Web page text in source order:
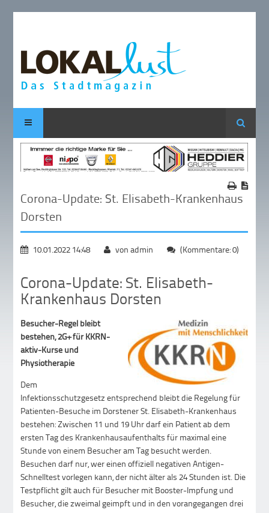
Suche
Corona-Update: St. Elisabeth-Krankenhaus
Dorsten
10.01.2022 14:48 von admin (Kommentare: 0)
Corona-Update: St. Elisabeth-
Krankenhaus Dorsten
Besucher-Regel bleibt
bestehen, 2G+ für KKRN-
aktiv-Kurse und
Physiotherapie
Dem
Infektionsschutzgesetz entsprechend bleibt die Regelung für
Patienten-Besuche im Dorstener St. Elisabeth-Krankenhaus
bestehen: Zwischen 11 und 19 Uhr darf ein Patient ab dem
ersten Tag des Krankenhausaufenthalts für maximal eine
Stunde von einem Besucher am Tag besucht werden.
Besuchen darf nur, wer einen offiziell negativen Antigen-
Schnelltest vorlegen kann, der nicht älter als 24 Stunden ist. Die
Testpflicht gilt auch für Besucher mit Booster-Impfung und
Besucher, die zweimal geimpft und in den vorangegangen drei